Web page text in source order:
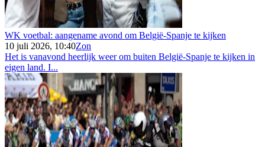
WK voetbal: aangename avond om België-Spanje te kijken
10 juli 2026, 10:40Zon
Het is vanavond heerlijk weer om buiten België-Spanje te kijken in
eigen land. I...